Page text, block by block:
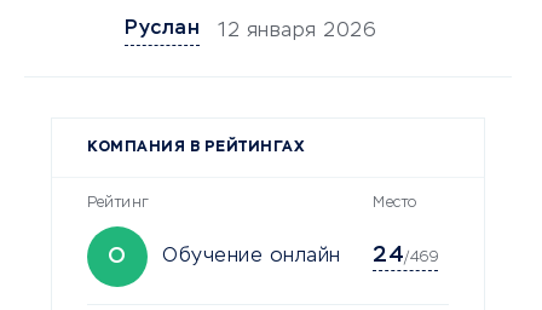
Руслан
12 января 2026
КОМПАНИЯ В РЕЙТИНГАХ
Рейтинг Место
О Обучение онлайн 24/469